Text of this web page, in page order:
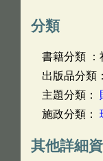
分類
書籍分類 ：
出版品分類
主題分類：
施政分類：
其他詳細